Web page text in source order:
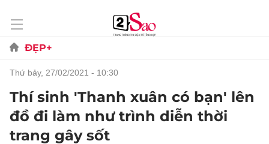
ĐẸP+
thứ bảy, 27/02/2021 - 10:30
Thí sinh 'Thanh xuân có bạn' lên
đồ đi làm như trình diễn thời
trang gây sốt